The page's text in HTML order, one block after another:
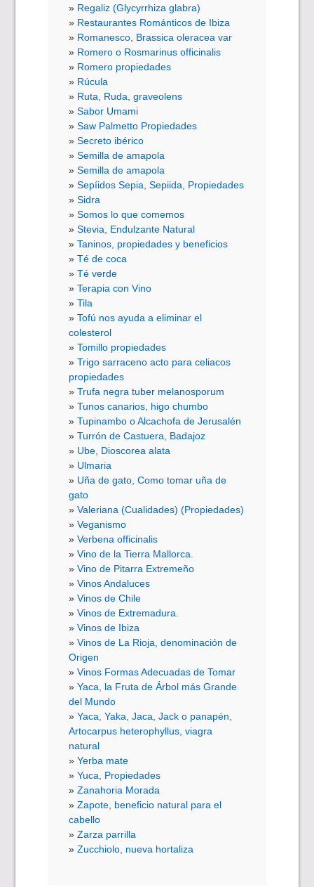
Regaliz (Glycyrrhiza glabra)
Restaurantes Románticos de Ibiza
Romanesco, Brassica oleracea var
Romero o Rosmarinus officinalis
Romero propiedades
Rúcula
Ruta, Ruda, graveolens
Sabor Umami
Saw Palmetto Propiedades
Secreto ibérico
Semilla de amapola
Semilla de amapola
Sepíidos Sepia, Sepiida, Propiedades
Sidra
Somos lo que comemos
Stevia, Endulzante Natural
Taninos, propiedades y beneficios
Té de coca
Té verde
Terapia con Vino
Tila
Tofú nos ayuda a eliminar el
colesterol
Tomillo propiedades
Trigo sarraceno acto para celiacos
propiedades
Trufa negra tuber melanosporum
Tunos canarios, higo chumbo
Tupinambo o Alcachofa de Jerusalén
Turrón de Castuera, Badajoz
Ube, Dioscorea alata
Ulmaria
Uña de gato, Como tomar uña de
gato
Valeriana (Cualidades) (Propiedades)
Veganismo
Verbena officinalis
Vino de la Tierra Mallorca.
Vino de Pitarra Extremeño
Vinos Andaluces
Vinos de Chile
Vinos de Extremadura.
Vinos de Ibiza
Vinos de La Rioja, denominación de
Origen
Vinos Formas Adecuadas de Tomar
Yaca, la Fruta de Árbol más Grande
del Mundo
Yaca, Yaka, Jaca, Jack o panapén,
Artocarpus heterophyllus, viagra
natural
Yerba mate
Yuca, Propiedades
Zanahoria Morada
Zapote, beneficio natural para el
cabello
Zarza parrilla
Zucchiolo, nueva hortaliza